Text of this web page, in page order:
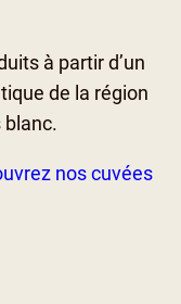
à partir d’un
de la région
blanc.
nos cuvées